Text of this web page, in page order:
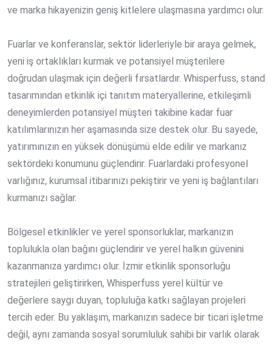
ve marka hikayenizin geniş kitlelere ulaşmasına yardımcı olur.
Fuarlar ve konferanslar, sektör liderleriyle bir araya gelmek,
yeni iş ortaklıkları kurmak ve potansiyel müşterilere
doğrudan ulaşmak için değerli fırsatlardır. Whisperfuss, stand
tasarımından etkinlik içi tanıtım materyallerine, etkileşimli
deneyimlerden potansiyel müşteri takibine kadar fuar
katılımlarınızın her aşamasında size destek olur. Bu sayede,
yatırımınızın en yüksek dönüşümü elde edilir ve markanız
sektördeki konumunu güçlendirir. Fuarlardaki profesyonel
varlığınız, kurumsal itibarınızı pekiştirir ve yeni iş bağlantıları
kurmanızı sağlar.
Bölgesel etkinlikler ve yerel sponsorluklar, markanızın
toplulukla olan bağını güçlendirir ve yerel halkın güvenini
kazanmanıza yardımcı olur. İzmir etkinlik sponsorluğu
stratejileri geliştirirken, Whisperfuss yerel kültür ve
değerlere saygı duyan, topluluğa katkı sağlayan projeleri
tercih eder. Bu yaklaşım, markanızın sadece bir ticari işletme
değil, aynı zamanda sosyal sorumluluk sahibi bir varlık olarak